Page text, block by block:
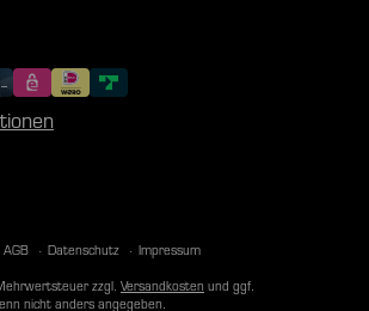
AGB Datenschutz Impressum
zzgl. Versandkosten und ggf.
nicht anders angegeben.